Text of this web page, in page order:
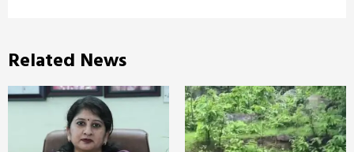
Related News